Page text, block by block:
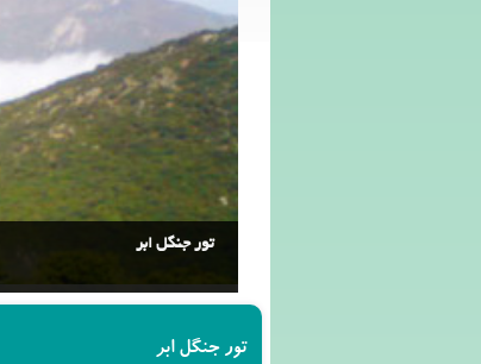
تور جنگل ابر
تور جنگل ابر